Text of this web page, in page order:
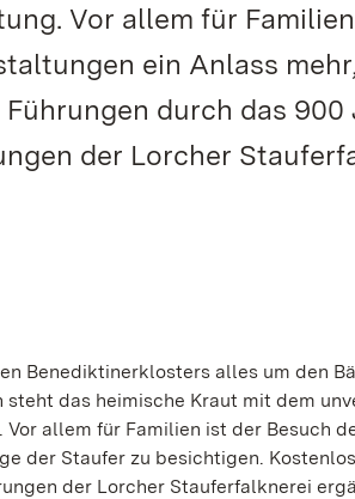
Vor allem für
ein Anlass
durch das
der Lorcher
Benediktinerklosters alles um den
das heimische Kraut mit dem
allem für Familien ist der Besuch
der Staufer zu besichtigen.
der Lorcher Stauferfalknerei